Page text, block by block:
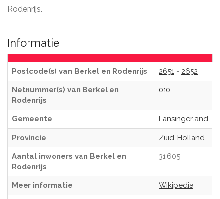
Rodenrijs.
Informatie
Postcode(s) van Berkel en Rodenrijs 2651 - 2652
Netnummer(s) van Berkel en
Rodenrijs
010
Gemeente Lansingerland
Provincie Zuid-Holland
Aantal inwoners van Berkel en
Rodenrijs
31.605
Meer informatie Wikipedia